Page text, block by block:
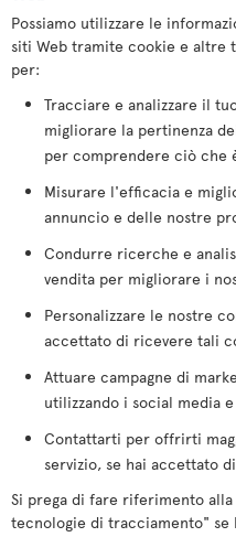
Possiamo utilizzare le
siti Web tramite cookie e altre
per:
Tracciare e analizzare il
migliorare la pertinenza
per comprendere ciò che
Misurare l'efficacia e
annuncio e delle nostre
Condurre ricerche e
vendita per migliorare i
Personalizzare le nostre
accettato di ricevere tali
Attuare campagne di
utilizzando i social media
Contattarti per offrirti
servizio, se hai accettato
Si prega di fare riferimento
tecnologie di tracciamento" se